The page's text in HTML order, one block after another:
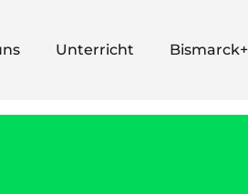
Unterricht Bismarck+